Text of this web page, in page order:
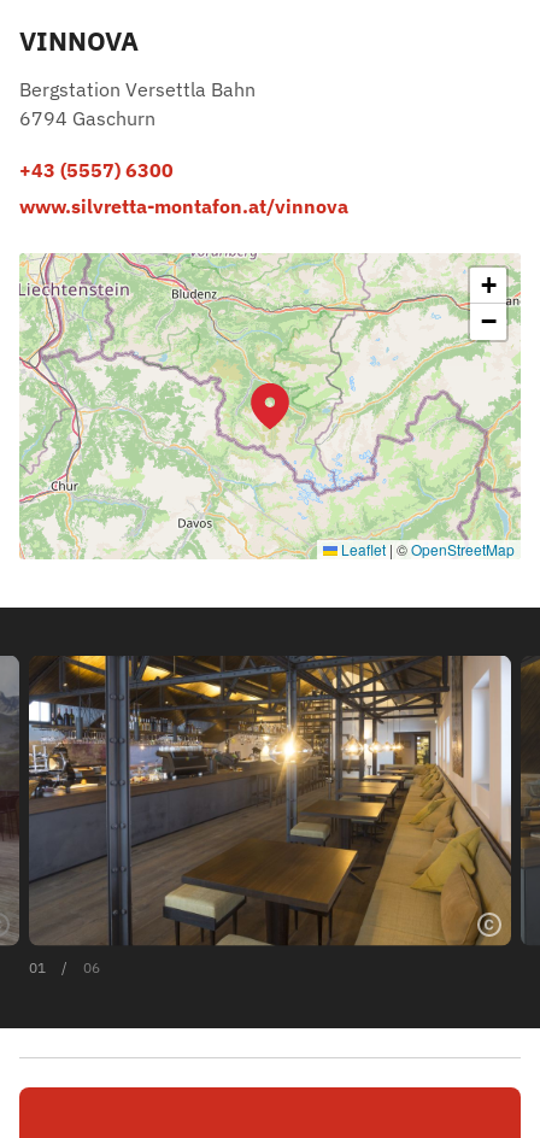
VINNOVA
Bergstation Versettla Bahn
6794 Gaschurn
+43 (5557) 6300
www.silvretta-montafon.at/vinnova
+
−
Leaflet | ©OpenStreetMap
01 / 06